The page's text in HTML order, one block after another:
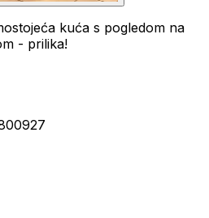
kuća s pogledom na
- prilika!